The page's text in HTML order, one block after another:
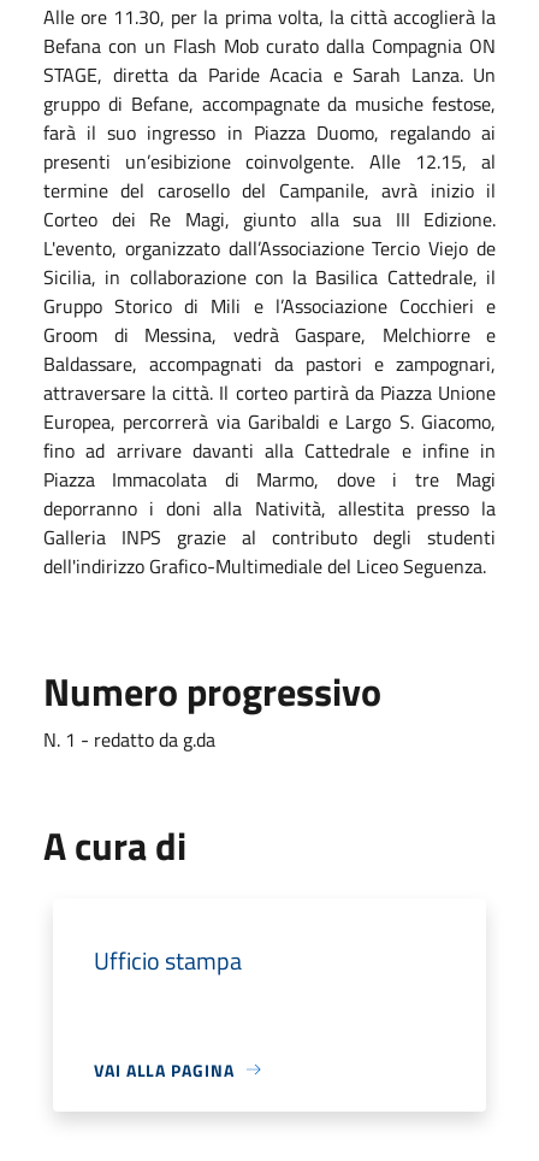
Alle ore 11.30, per la prima volta, la città accoglierà la
Befana con un Flash Mob curato dalla Compagnia ON
STAGE, diretta da Paride Acacia e Sarah Lanza. Un
gruppo di Befane, accompagnate da musiche festose,
farà il suo ingresso in Piazza Duomo, regalando ai
presenti un’esibizione coinvolgente. Alle 12.15, al
termine del carosello del Campanile, avrà inizio il
Corteo dei Re Magi, giunto alla sua III Edizione.
L'evento, organizzato dall’Associazione Tercio Viejo de
Sicilia, in collaborazione con la Basilica Cattedrale, il
Gruppo Storico di Mili e l’Associazione Cocchieri e
Groom di Messina, vedrà Gaspare, Melchiorre e
Baldassare, accompagnati da pastori e zampognari,
attraversare la città. Il corteo partirà da Piazza Unione
Europea, percorrerà via Garibaldi e Largo S. Giacomo,
fino ad arrivare davanti alla Cattedrale e infine in
Piazza Immacolata di Marmo, dove i tre Magi
deporranno i doni alla Natività, allestita presso la
Galleria INPS grazie al contributo degli studenti
dell'indirizzo Grafico-Multimediale del Liceo Seguenza.
Numero progressivo
N. 1 - redatto da g.da
A cura di
Ufficio stampa
VAI ALLA PAGINA